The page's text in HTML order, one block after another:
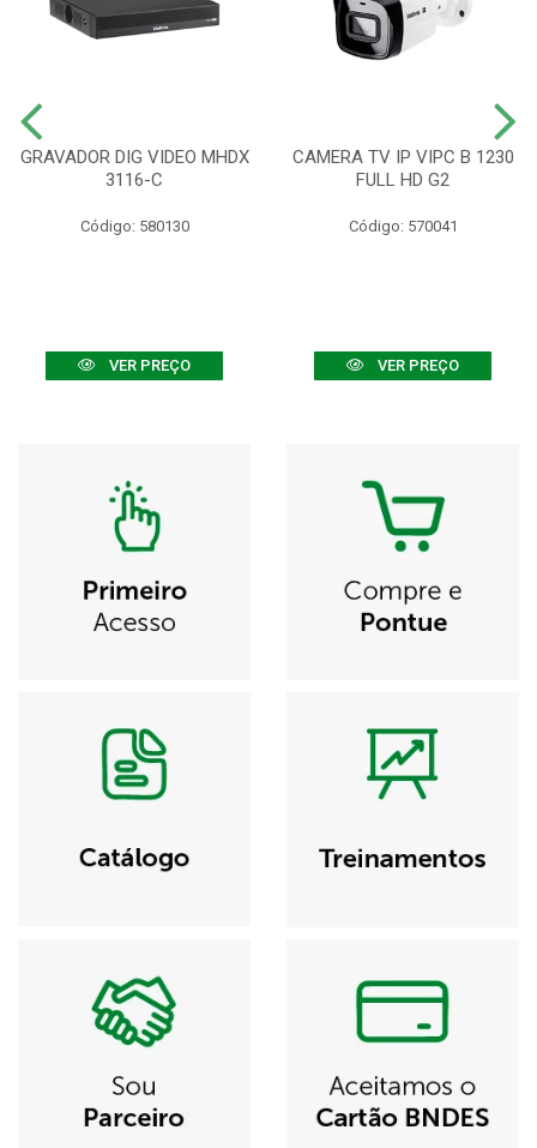
GRAVADOR DIG VIDEO MHDX
3116-C
Código: 580130
VER PREÇO
CAMERA TV IP VIPC B 1230
FULL HD G2
Código: 570041
VER PREÇO